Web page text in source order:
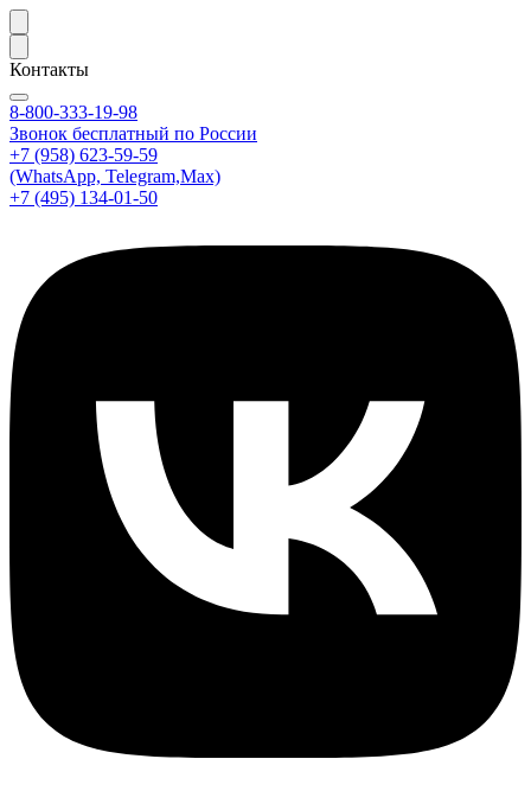
Контакты
8-800-333-19-98
Звонок бесплатный по России
+7 (958) 623-59-59
(WhatsApp, Telegram,Max)
+7 (495) 134-01-50